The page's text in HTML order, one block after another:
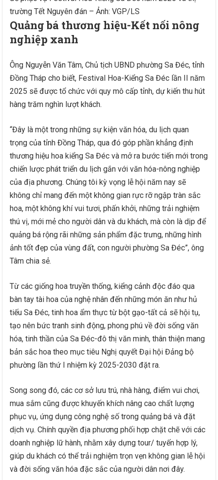
trường Tết Nguyên đán – Ảnh: VGP/LS
Quảng bá thương hiệu-Kết nối nông
nghiệp xanh
Ông Nguyễn Văn Tâm, Chủ tịch UBND phường Sa Đéc, tỉnh
Đồng Tháp cho biết, Festival Hoa-Kiểng Sa Đéc lần II năm
2025 sẽ được tổ chức với quy mô cấp tỉnh, dự kiến thu hút
hàng trăm nghìn lượt khách.
“Đây là một trong những sự kiện văn hóa, du lịch quan
trọng của tỉnh Đồng Tháp, qua đó góp phần khẳng định
thương hiệu hoa kiểng Sa Đéc và mở ra bước tiến mới trong
chiến lược phát triển du lịch gắn với văn hóa-nông nghiệp
của địa phương. Chúng tôi kỳ vọng lễ hội năm nay sẽ
không chỉ mang đến một không gian rực rỡ ngập tràn sắc
hoa, một không khí vui tươi, phấn khởi, những trải nghiệm
thú vị, mới mẻ cho người dân và du khách, mà còn là dịp để
quảng bá rộng rãi những sản phẩm đặc trưng, những hình
ảnh tốt đẹp của vùng đất, con người phường Sa Đéc”, ông
Tâm chia sẻ.
Từ các giống hoa truyền thống, kiểng cảnh độc đáo qua
bàn tay tài hoa của nghệ nhân đến những món ăn như hủ
tiếu Sa Đéc, tinh hoa ẩm thực từ bột gạo-tất cả sẽ hội tụ,
tạo nên bức tranh sinh động, phong phú về đời sống văn
hóa, tinh thần của Sa Đéc-đô thị văn minh, thân thiện mang
bản sắc hoa theo mục tiêu Nghị quyết Đại hội Đảng bộ
phường lần thứ I nhiệm kỳ 2025-2030 đặt ra.
Song song đó, các cơ sở lưu trú, nhà hàng, điểm vui chơi,
mua sắm cũng được khuyến khích nâng cao chất lượng
phục vụ, ứng dụng công nghệ số trong quảng bá và đặt
dịch vụ. Chính quyền địa phương phối hợp chặt chẽ với các
doanh nghiệp lữ hành, nhằm xây dựng tour/ tuyến hợp lý,
giúp du khách có thể trải nghiệm trọn vẹn không gian lễ hội
và đời sống văn hóa đặc sắc của người dân nơi đây.